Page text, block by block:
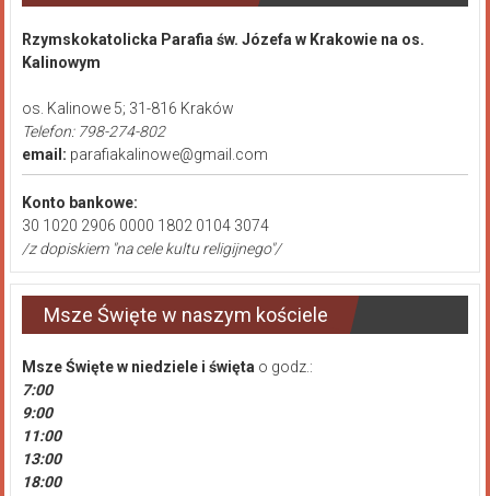
Rzymskokatolicka Parafia św. Józefa w Krakowie na os.
Kalinowym
os. Kalinowe 5; 31-816 Kraków
Telefon: 798-274-802
email: parafiakalinowe@gmail.com
Konto bankowe:
30 1020 2906 0000 1802 0104 3074
/z dopiskiem "na cele kultu religijnego"/
Msze Święte w naszym kościele
Msze Świętew niedziele i święta o godz.:
7:00
9:00
11:00
13:00
18:00